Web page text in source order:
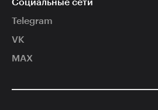
Социальные сети
Telegram
VK
MAX